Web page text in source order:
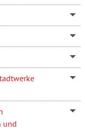
und